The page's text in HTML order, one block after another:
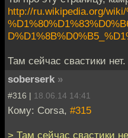
http://ru.wikipedia.org/
Там сейчас свастики нет.
soberserk »
#316 | 18.06.14 14:41
Кому: Corsa, #315
> Там сейчас свастики